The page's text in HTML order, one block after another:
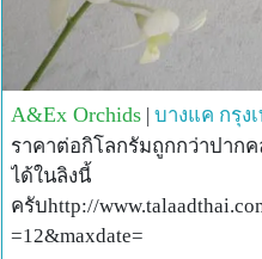
A&Ex Orchids | บางแค กรุง
ราคาต่อกิโลกรัมถูกกว่าปาก
ได้ในลิงนี้
ครับhttp://
=12&maxdate=